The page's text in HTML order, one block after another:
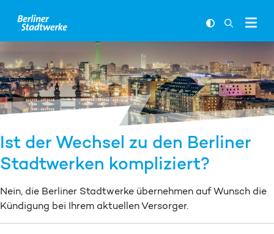
Ist der Wechsel zu den Berliner
Stadtwerken kompliziert?
Nein, die Berliner Stadtwerke übernehmen auf Wunsch die
Kündigung bei Ihrem aktuellen Versorger.